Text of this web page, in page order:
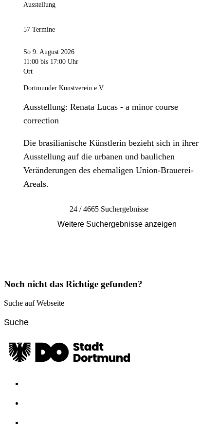
Ausstellung
57 Termine
So 9. August 2026
11:00 bis 17:00 Uhr
Ort
Dortmunder Kunstverein e.V.
Ausstellung: Renata Lucas - a minor course
correction
Die brasilianische Künstlerin bezieht sich in ihrer
Ausstellung auf die urbanen und baulichen
Veränderungen des ehemaligen Union-Brauerei-
Areals.
24 / 4665 Suchergebnisse
Weitere Suchergebnisse anzeigen
Noch nicht das Richtige gefunden?
Suche auf Webseite